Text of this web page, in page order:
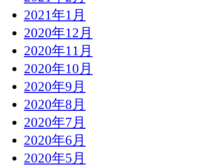
2021年1月
2020年12月
2020年11月
2020年10月
2020年9月
2020年8月
2020年7月
2020年6月
2020年5月